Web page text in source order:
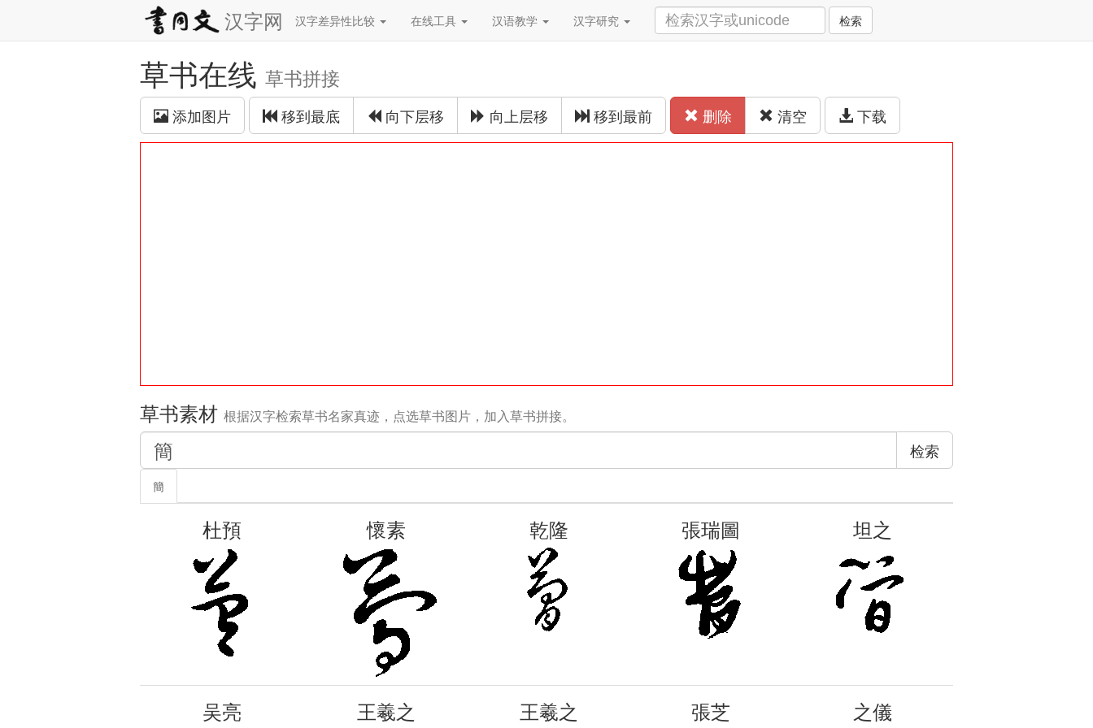
汉字网 汉字差异性比较 在线工具 汉语教学 汉字研究 检索
草书在线 草书拼接
添加图片 移到最底 向下层移 向上层移 移到最前 删除 清空 下载
草书素材 根据汉字检索草书名家真迹，点选草书图片，加入草书拼接。
检索
簡
杜預 懷素 乾隆 張瑞圖 坦之
吴亮 王羲之 王羲之 張芝 之儀